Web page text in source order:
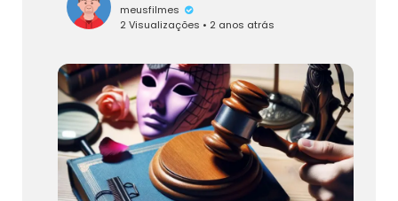
meusfilmes
2 Visualizações • 2 anos atrás